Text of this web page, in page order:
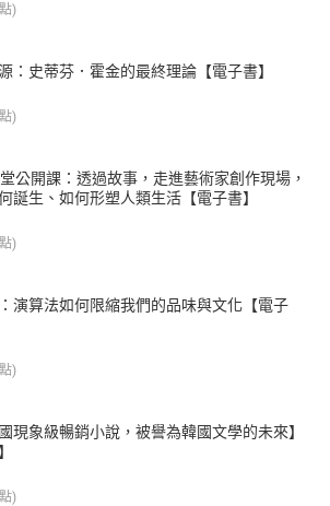
點)
：史蒂芬．霍金的最終理論【電子書】
點)
公開課：透過故事，走進藝術家創作現場，
誕生、如何形塑人類生活【電子書】
點)
演算法如何限縮我們的品味與文化【電子
點)
現象級暢銷小說，被譽為韓國文學的未來】
點)